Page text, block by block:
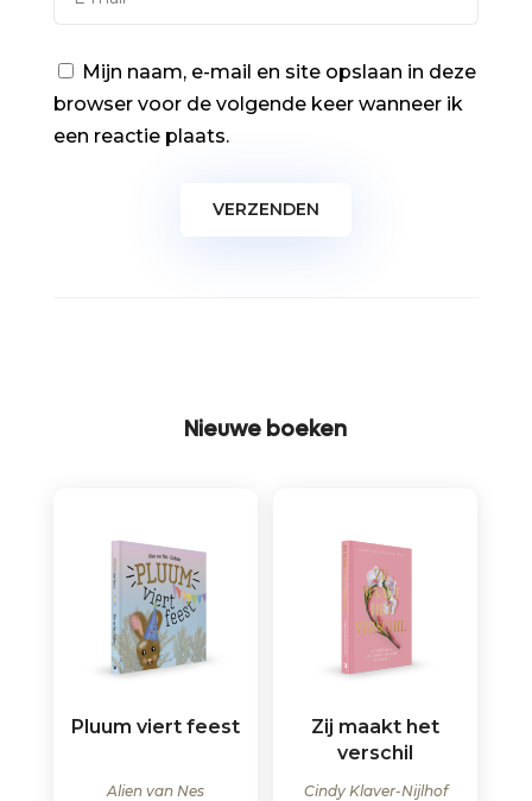
Mijn naam, e-mail en site opslaan in deze
browser voor de volgende keer wanneer ik
een reactie plaats.
Nieuwe boeken
Pluum viert feest
Alien van Nes
Zij maakt het
verschil
Cindy Klaver-Nijlhof